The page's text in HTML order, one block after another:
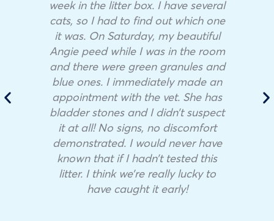
week in the litter box. I have several
cats, so I had to find out which one
it was. On Saturday, my beautiful
Angie peed while I was in the room
and there were green granules and
blue ones. I immediately made an
appointment with the vet. She has
bladder stones and I didn’t suspect
it at all! No signs, no discomfort
demonstrated. I would never have
known that if I hadn’t tested this
litter. I think we’re really lucky to
have caught it early!